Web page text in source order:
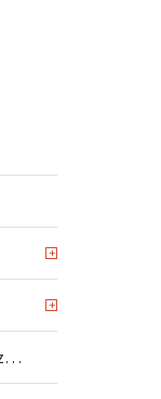
+
+
Painel Fotográfico Personalizado